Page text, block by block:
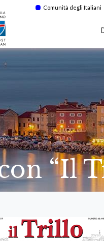
Comunità degli Italiani
“Il